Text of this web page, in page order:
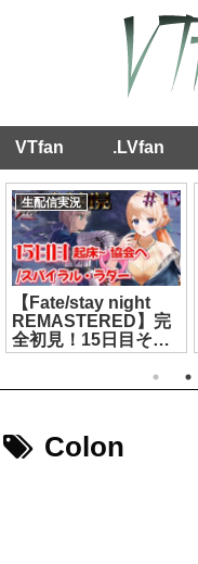
VTfan .LVfan
生配信実況
【Fate/stay night
REMASTERED】完
全初見！15日目そろ
そろ佳境か！？※ネ
タバレ注意【#15】
【七星みりり】
Colon